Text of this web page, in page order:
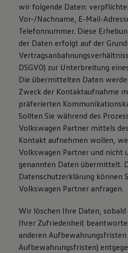
wir folgende Daten:
Vor-/Nachname, E-Mail-
Telefonnummer. Diese
der Daten erfolgt auf der
DSGVO) zur Unterbreitung
Die übermittelten Daten
Zweck der Kontaktaufnahme
präferierten
Sollten Sie während des
Volkswagen Partner mittels
Kontakt aufnehmen wollen,
Volkswagen Partner und nicht
genannten Daten übermittelt.
Datenschutzerklärung können
Volkswagen Partner anfragen.
Wir löschen Ihre Daten,
Ihrer Zufriedenheit
anderen Aufbewahrungsfristen
Aufbewahrungsfristen)